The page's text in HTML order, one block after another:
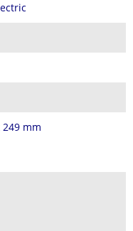
249 mm